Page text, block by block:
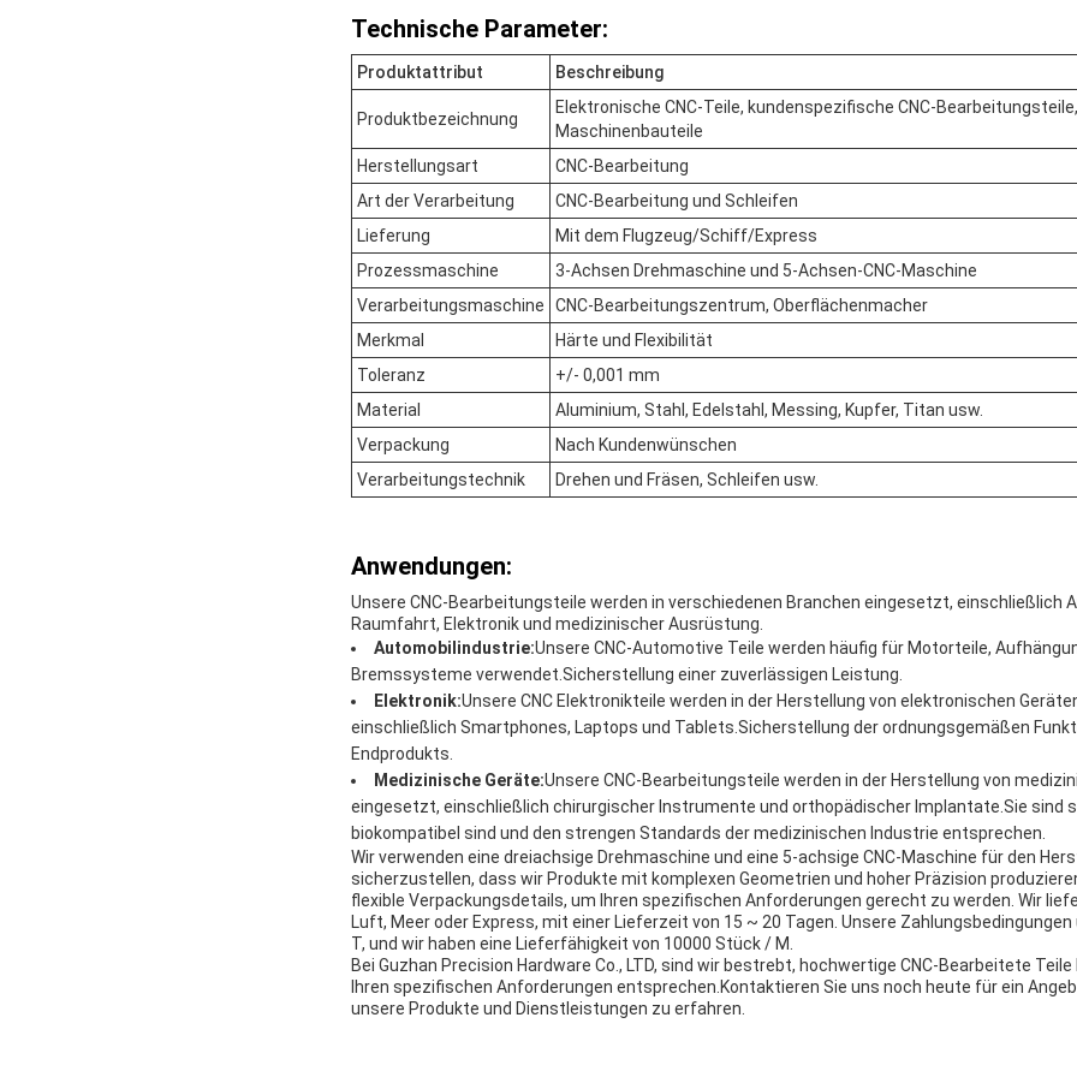
Technische Parameter:
Produktattribut Beschreibung
Produktbezeichnung
Elektronische CNC-Teile, kundenspezifische CNC-Bearbeitungsteile,
Maschinenbauteile
Herstellungsart
CNC-Bearbeitung
Art der Verarbeitung
CNC-Bearbeitung und Schleifen
Lieferung
Mit dem Flugzeug/Schiff/Express
Prozessmaschine
3-Achsen Drehmaschine und 5-Achsen-CNC-Maschine
Verarbeitungsmaschine
CNC-Bearbeitungszentrum, Oberflächenmacher
Merkmal
Härte und Flexibilität
Toleranz
+/- 0,001 mm
Material
Aluminium, Stahl, Edelstahl, Messing, Kupfer, Titan usw.
Verpackung
Nach Kundenwünschen
Verarbeitungstechnik
Drehen und Fräsen, Schleifen usw.
Anwendungen:
Unsere CNC-Bearbeitungsteile werden in verschiedenen Branchen eingesetzt, einschließlich
Raumfahrt, Elektronik und medizinischer Ausrüstung.
Automobilindustrie:Unsere CNC-Automotive Teile werden häufig für Motorteile,
Bremssysteme verwendet.Sicherstellung einer zuverlässigen Leistung.
Elektronik:Unsere CNC Elektronikteile werden in der Herstellung von elektronischen
einschließlich Smartphones, Laptops und Tablets.Sicherstellung der ordnungsgemäßen
Endprodukts.
Medizinische Geräte:Unsere CNC-Bearbeitungsteile werden in der Herstellung von
eingesetzt, einschließlich chirurgischer Instrumente und orthopädischer Implantate.Sie sind
biokompatibel sind und den strengen Standards der medizinischen Industrie entsprechen.
Wir verwenden eine dreiachsige Drehmaschine und eine 5-achsige CNC-Maschine für den
sicherzustellen, dass wir Produkte mit komplexen Geometrien und hoher Präzision
flexible Verpackungsdetails, um Ihren spezifischen Anforderungen gerecht zu werden. Wir
Luft, Meer oder Express, mit einer Lieferzeit von 15 ~ 20 Tagen. Unsere
T, und wir haben eine Lieferfähigkeit von 10000 Stück / M.
Bei Guzhan Precision Hardware Co., LTD, sind wir bestrebt, hochwertige CNC-Bearbeitete
Ihren spezifischen Anforderungen entsprechen.Kontaktieren Sie uns noch heute für ein
unsere Produkte und Dienstleistungen zu erfahren.